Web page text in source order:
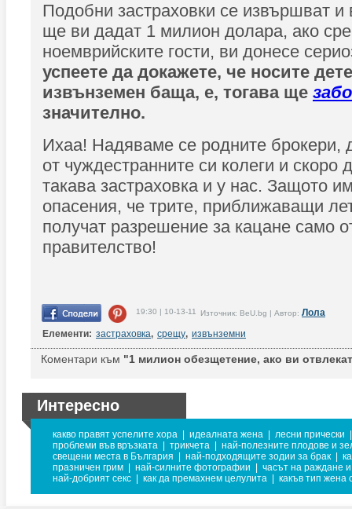
Подобни застраховки се извършват
ще ви дадат 1 милион долара, ако
ноемврийските гости, ви донесе
успеете да докажете, че носите
извънземен баща, е, тогава ще
значително.
Ихаа! Надяваме се родните брокери,
от чуждестранните си колеги и скоро
такава застраховка и у нас. Защото
опасения, че трите, приближаващи
получат разрешение за кацане само
правителство!
19:30 | 10-13-11 Източник: BeU.bg | Автор: Лола
Елементи: застраховка, срещу, извънземни
Коментари към "1 милион обезщетение, ако ви
Интересно
какво правят успелите хора идеалната жена лесни прически
проблеми във връзката
трикчета
най-полезните плодове и
свещени места в България
най-подходящите зодии за брак
празничен грим
най-силните фотографии
часът на раждане
най-добрият секс
как да премахнем целулита какъв тип жена